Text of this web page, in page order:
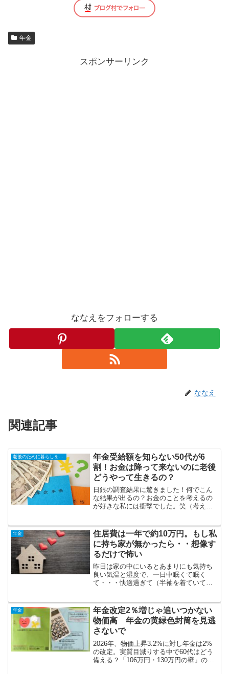
年金
スポンサーリンク
ななえをフォローする
ななえ
関連記事
年金受給額を知らない50代が6
割！お金は降って来ないのに老後
どうやって生きるの？
日銀の調査結果に驚きました！何でこん
な結果が出るの？お金のことを考えるの
が好きな私には衝撃でした。笑（考えて
5000人を対象に調査を実施。●50代で公
的年金の受取...
年金
住居費は一年で約10万円。もし私
に持ち家が無かったら・・想像す
るだけで怖い
昨日は家の中にいるとあまりにも気持ち
良い気温と湿度で、一日中眠くて眠く
て・・・快適過ぎて（半袖を着ていてち
とても暑かったんでしょうね。日差しが
かなり強くなって来てるし...
年金
年金改定2％増じゃ追いつかない
物価高 年金の黄緑色封筒を見逃
さないで
2026年、物価上昇3.2%に対し年金は2%
の改定。実質目減りする中で60代はどう
備える？「106万円・130万円の壁」の最